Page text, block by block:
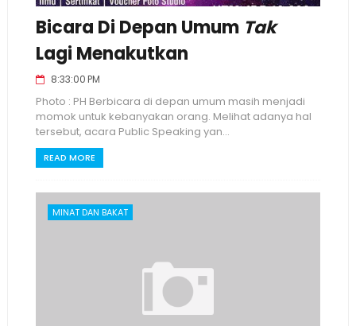
Bicara Di Depan Umum Tak
Lagi Menakutkan
8:33:00 PM
Photo : PH Berbicara di depan umum masih menjadi
momok untuk kebanyakan orang. Melihat adanya hal
tersebut, acara Public Speaking yan...
READ MORE
MINAT DAN BAKAT